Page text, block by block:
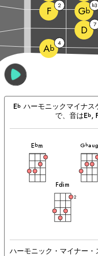
Ab 4
D 7
F 2 Gb
b3
Eb ハーモニックマイナス
で、音はEb, F
Ebm
Fdim
2
Gbaug
ハーモニック・マイナー